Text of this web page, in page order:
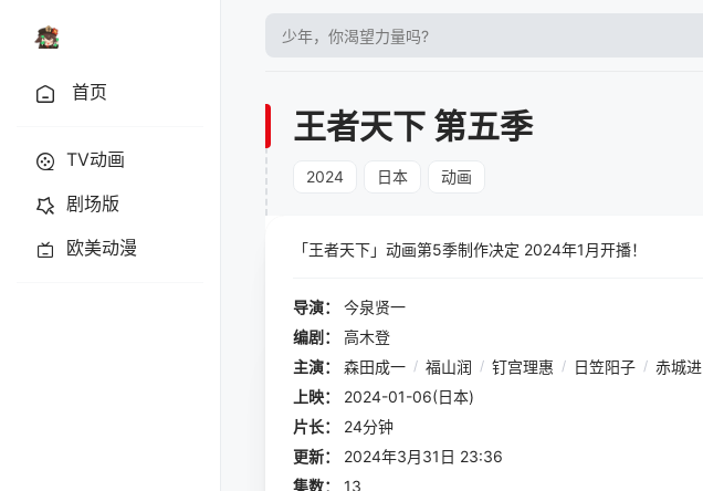
首页
TV动画
剧场版
欧美动漫
王者天下 第五季
2024 日本 动画
「王者天下」动画第5季制作决定 2024年1月开播！
导演：
今泉贤一
编剧：
高木登
主演：
森田成一 / 福山润 / 钉宫理惠 / 日笠阳子 / 赤城进
上映：
2024-01-06(日本)
片长：
24分钟
更新：
2024年3月31日 23:36
集数：
13